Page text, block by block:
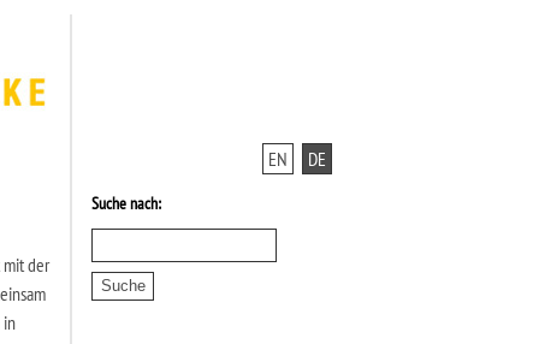
der
in
EN DE
Suche nach: